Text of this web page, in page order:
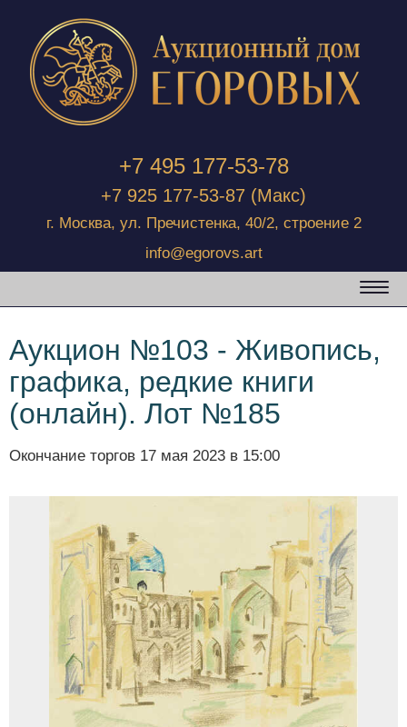
+7 495 177-53-78
+7 925 177-53-87 (Макс)
г. Москва, ул. Пречистенка, 40/2, строение 2
info@egorovs.art
Аукцион №103 - Живопись,
графика, редкие книги
(онлайн). Лот №185
Окончание торгов 17 мая 2023 в 15:00